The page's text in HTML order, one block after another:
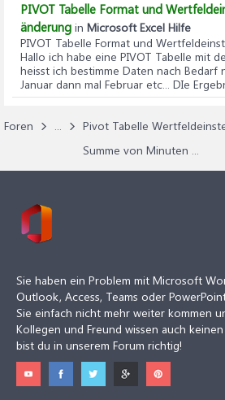
PIVOT Tabelle Format und
änderung in Microsoft Excel Hilfe
PIVOT Tabelle Format und
Hallo ich habe eine PIVOT Tabelle mit
heisst ich bestimme Daten nach Bedarf
Januar dann mal Februar etc... DIe
Foren ...
Pivot Tabelle
Summe von Minuten ...
Sie haben ein Problem mit Microsoft
Outlook, Access, Teams oder
Sie einfach nicht mehr weiter kommen
Kollegen und Freund wissen auch keinen
bist du in unserem Forum richtig!